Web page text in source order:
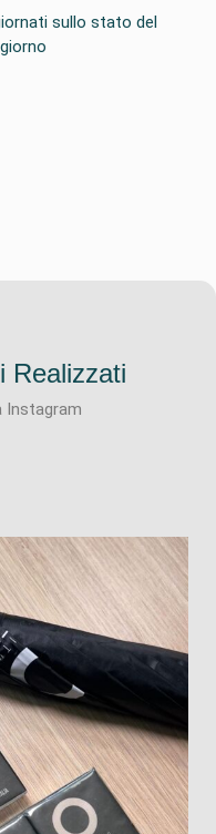
sullo stato del
Realizzati
Instagram